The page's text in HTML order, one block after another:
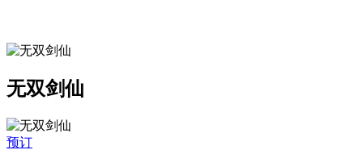
无双剑仙
预订